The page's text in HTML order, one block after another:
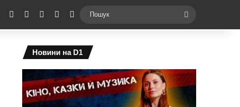
Facebook YouTubeInstagramTelegramSwitch skin
Новини на D1